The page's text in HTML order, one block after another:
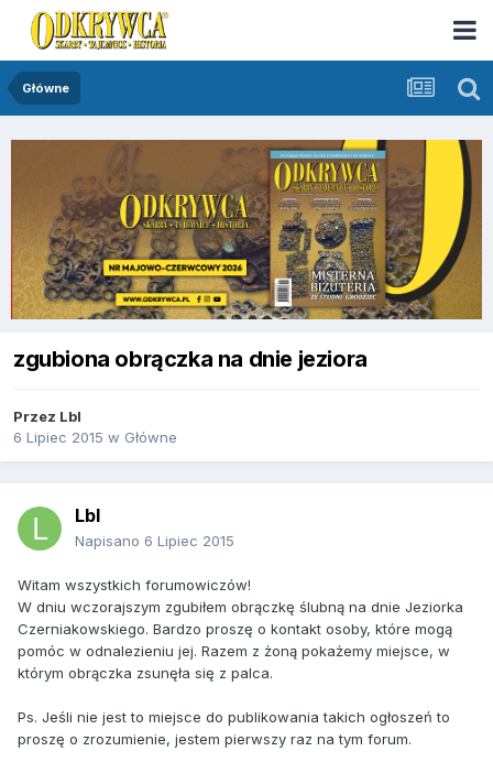
Główne
zgubiona obrączka na dnie jeziora
Przez Lbl
6 Lipiec 2015 w Główne
Lbl
Napisano 6 Lipiec 2015
Witam wszystkich forumowiczów!
W dniu wczorajszym zgubiłem obrączkę ślubną na dnie Jeziorka
Czerniakowskiego. Bardzo proszę o kontakt osoby, które mogą
pomóc w odnalezieniu jej. Razem z żoną pokażemy miejsce, w
którym obrączka zsunęła się z palca.
Ps. Jeśli nie jest to miejsce do publikowania takich ogłoszeń to
proszę o zrozumienie, jestem pierwszy raz na tym forum.